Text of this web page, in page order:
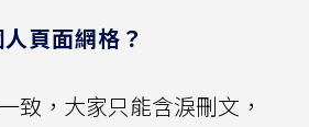
頁面網格？
致，大家只能含淚刪文，